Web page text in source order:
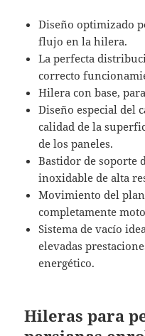
Diseño optimizado
flujo en la hilera.
La perfecta
correcto
Hilera con base,
Diseño especial del
calidad de la
de los paneles.
Bastidor de soporte
inoxidable de alta
Movimiento del
completamente
Sistema de vacío
elevadas
energético.
Hileras para